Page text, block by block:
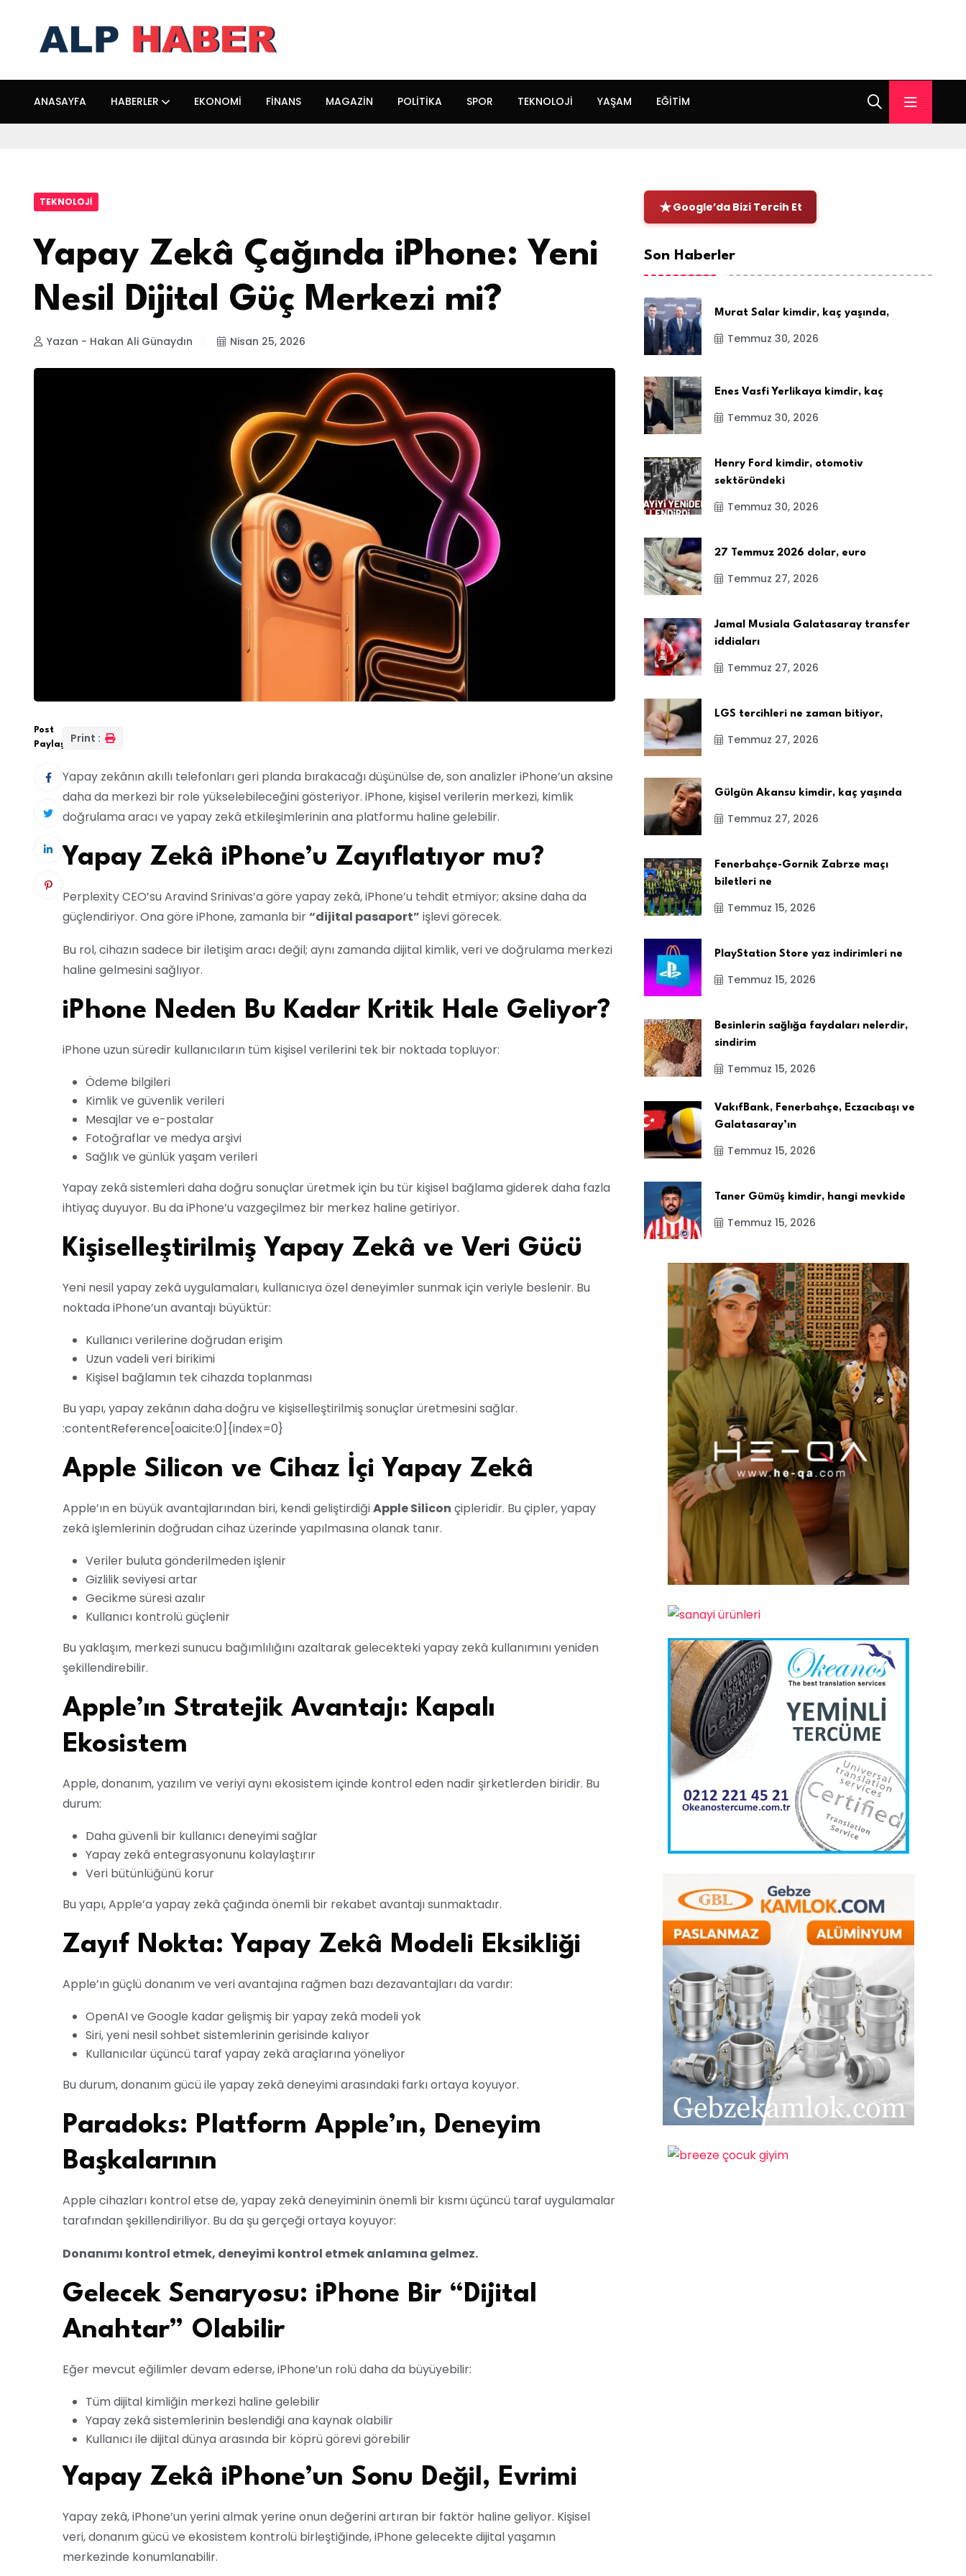
ANASAYFA HABERLER EKONOMI FINANS MAGAZIN POLITIKA SPOR TEKNOLOJI YAŞAM EĞITIM
TEKNOLOJI
Yapay Zekâ Çağında iPhone: Yeni
Nesil Dijital Güç Merkezi mi?
Yazan - Hakan Ali Günaydın Nisan 25, 2026
Post
Paylaş:
Print :
Yapay zekânın akıllı telefonları geri planda bırakacağı düşünülse de, son analizler iPhone’un aksine
daha da merkezi bir role yükselebileceğini gösteriyor. iPhone, kişisel verilerin merkezi, kimlik
doğrulama aracı ve yapay zekâ etkileşimlerinin ana platformu haline gelebilir.
Yapay Zekâ iPhone’u Zayıflatıyor mu?
Perplexity CEO’su Aravind Srinivas’a göre yapay zekâ, iPhone’u tehdit etmiyor; aksine daha da
güçlendiriyor. Ona göre iPhone, zamanla bir“dijital pasaport” işlevi görecek.
Bu rol, cihazın sadece bir iletişim aracı değil; aynı zamanda dijital kimlik, veri ve doğrulama merkezi
haline gelmesini sağlıyor.
iPhone Neden Bu Kadar Kritik Hale Geliyor?
iPhone uzun süredir kullanıcıların tüm kişisel verilerini tek bir noktada topluyor:
Ödeme bilgileri
Kimlik ve güvenlik verileri
Mesajlar ve e-postalar
Fotoğraflar ve medya arşivi
Sağlık ve günlük yaşam verileri
Yapay zekâ sistemleri daha doğru sonuçlar üretmek için bu tür kişisel bağlama giderek daha fazla
ihtiyaç duyuyor. Bu da iPhone’u vazgeçilmez bir merkez haline getiriyor.
Kişiselleştirilmiş Yapay Zekâ ve Veri Gücü
Yeni nesil yapay zekâ uygulamaları, kullanıcıya özel deneyimler sunmak için veriyle beslenir. Bu
noktada iPhone’un avantajı büyüktür:
Kullanıcı verilerine doğrudan erişim
Uzun vadeli veri birikimi
Kişisel bağlamın tek cihazda toplanması
Bu yapı, yapay zekânın daha doğru ve kişiselleştirilmiş sonuçlar üretmesini sağlar.
:contentReference[oaicite:0]{index=0}
Apple Silicon ve Cihaz İçi Yapay Zekâ
Apple’ın en büyük avantajlarından biri, kendi geliştirdiğiApple Silicon çipleridir. Bu çipler, yapay
zekâ işlemlerinin doğrudan cihaz üzerinde yapılmasına olanak tanır.
Veriler buluta gönderilmeden işlenir
Gizlilik seviyesi artar
Gecikme süresi azalır
Kullanıcı kontrolü güçlenir
Bu yaklaşım, merkezi sunucu bağımlılığını azaltarak gelecekteki yapay zekâ kullanımını yeniden
şekillendirebilir.
Apple’ın Stratejik Avantajı: Kapalı
Ekosistem
Apple, donanım, yazılım ve veriyi aynı ekosistem içinde kontrol eden nadir şirketlerden biridir. Bu
durum:
Daha güvenli bir kullanıcı deneyimi sağlar
Yapay zekâ entegrasyonunu kolaylaştırır
Veri bütünlüğünü korur
Bu yapı, Apple’a yapay zekâ çağında önemli bir rekabet avantajı sunmaktadır.
Zayıf Nokta: Yapay Zekâ Modeli Eksikliği
Apple’ın güçlü donanım ve veri avantajına rağmen bazı dezavantajları da vardır:
OpenAI ve Google kadar gelişmiş bir yapay zekâ modeli yok
Siri, yeni nesil sohbet sistemlerinin gerisinde kalıyor
Kullanıcılar üçüncü taraf yapay zekâ araçlarına yöneliyor
Bu durum, donanım gücü ile yapay zekâ deneyimi arasındaki farkı ortaya koyuyor.
Paradoks: Platform Apple’ın, Deneyim
Başkalarının
Apple cihazları kontrol etse de, yapay zekâ deneyiminin önemli bir kısmı üçüncü taraf uygulamalar
tarafından şekillendiriliyor. Bu da şu gerçeği ortaya koyuyor:
Donanımı kontrol etmek, deneyimi kontrol etmek anlamına gelmez.
Gelecek Senaryosu: iPhone Bir “Dijital
Anahtar” Olabilir
Eğer mevcut eğilimler devam ederse, iPhone’un rolü daha da büyüyebilir:
Tüm dijital kimliğin merkezi haline gelebilir
Yapay zekâ sistemlerinin beslendiği ana kaynak olabilir
Kullanıcı ile dijital dünya arasında bir köprü görevi görebilir
Yapay Zekâ iPhone’un Sonu Değil, Evrimi
Yapay zekâ, iPhone’un yerini almak yerine onun değerini artıran bir faktör haline geliyor. Kişisel
veri, donanım gücü ve ekosistem kontrolü birleştiğinde, iPhone gelecekte dijital yaşamın
merkezinde konumlanabilir.
Google’da Bizi Tercih Et
Son Haberler
Murat Salar kimdir, kaç yaşında,
Temmuz 30, 2026
Enes Vasfi Yerlikaya kimdir, kaç
Temmuz 30, 2026
Henry Ford kimdir, otomotiv
sektöründeki
Temmuz 30, 2026
27 Temmuz 2026 dolar, euro
Temmuz 27, 2026
Jamal Musiala Galatasaray transfer
iddiaları
Temmuz 27, 2026
LGS tercihleri ne zaman bitiyor,
Temmuz 27, 2026
Gülgün Akansu kimdir, kaç yaşında
Temmuz 27, 2026
Fenerbahçe-Gornik Zabrze maçı
biletleri ne
Temmuz 15, 2026
PlayStation Store yaz indirimleri ne
Temmuz 15, 2026
Besinlerin sağlığa faydaları nelerdir,
sindirim
Temmuz 15, 2026
VakıfBank, Fenerbahçe, Eczacıbaşı ve
Galatasaray’ın
Temmuz 15, 2026
Taner Gümüş kimdir, hangi mevkide
Temmuz 15, 2026